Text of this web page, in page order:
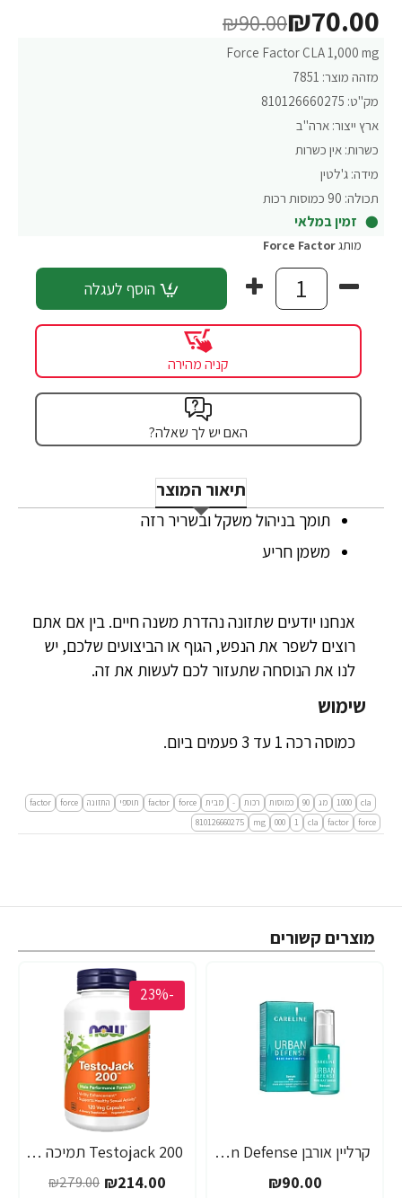
Force Factor CLA 1,000 mg
מזהה מוצר: 7851
מק"ט: 810126660275
ארץ ייצור: ארה"ב
כשרות: אין כשרות
מידה: ג'לטין
תכולה: 90 כמוסות רכות
זמין במלאי
₪70.00
₪90.00
מותגForce Factor‏
הוסף לעגלה
קניה מהירה
האם יש לך שאלה?
תיאור המוצר
תומך בניהול משקל ובשריר רזה
משמן חריע
אנחנו יודעים שתזונה נהדרת משנה חיים. בין אם אתם
רוצים לשפר את הנפש, הגוף או הביצועים שלכם, יש
לנו את הנוסחה שתעזור לכם לעשות את זה.
שימוש
כמוסה רכה 1 עד 3 פעמים ביום.
cla
1000 מג 90 כמוסות רכות - מבית force
factor תוספי התזונה force
factor‏
force
factor
cla
1
000
mg
810126660275
מוצרים קשורים
קרליין אורבן Urban Defense סרום לעור פנים 30 מ"ל - מבית CARELINE
₪90.00
-23%
Testojack 200 תמיכה בטסטוסטרון 200 מ"ג 120 כמוסות - מבית NOW FOODS
₪214.00
₪279.00